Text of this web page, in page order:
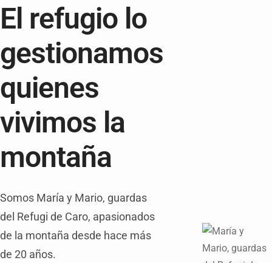
El refugio lo
gestionamos
quienes
vivimos la
montaña
Somos María y Mario, guardas
del Refugi de Caro, apasionados
de la montaña desde hace más
de 20 años.